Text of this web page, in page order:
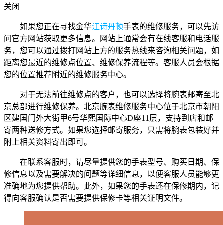
关闭
如果您正在寻找金华江诗丹顿手表的维修服务，可以先访
问官方网站获取更多信息。网站上通常会有在线客服和电话服
务，您可以通过拨打网站上方的服务热线来咨询相关问题，如
距离您最近的维修点位置、维修保养流程等。客服人员会根据
您的位置推荐附近的维修服务中心。
对于无法前往维修点的客户，也可以选择将腕表邮寄至北
京总部进行维修保养。北京腕表维修服务中心位于北京市朝阳
区建国门外大街甲6号华熙国际中心D座11层，支持到店和邮
寄两种送修方式。如果您选择邮寄服务，只需将腕表包装好并
附上相关资料寄出即可。
在联系客服时，请尽量提供您的手表型号、购买日期、保
修信息以及需要解决的问题等详细信息，以便客服人员能够更
准确地为您提供帮助。此外，如果您的手表还在保修期内，记
得向客服确认是否需要提供保修卡等相关证明文件。